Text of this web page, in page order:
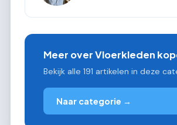
Meer over Vloerkleden
Bekijk alle 191 artikelen in deze
Naar categorie →